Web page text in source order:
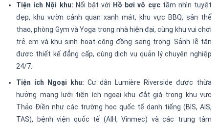
Tiện ích Nội khu: Nổi bật với Hồ bơi vô cựctầm nhìn tuyệt
đẹp, khu vườn cảnh quan xanh mát, khu vực BBQ, sân thể
thao, phòng Gym và Yoga trong nhà hiện đại, cùng khu vui chơi
trẻ em và khu sinh hoạt cộng đồng sang trọng. Sảnh lễ tân
được thiết kế đẳng cấp, cùng dịch vụ quản lý chuyên nghiệp
24/7.
Tiện ích Ngoại khu: Cư dân Lumière Riverside được thừa
hưởng mạng lưới tiện ích ngoại khu đắt giá trong khu vực
Thảo Điền như các trường học quốc tế danh tiếng (BIS, AIS,
TAS), bệnh viện quốc tế (AIH, Vinmec) và các trung tâm